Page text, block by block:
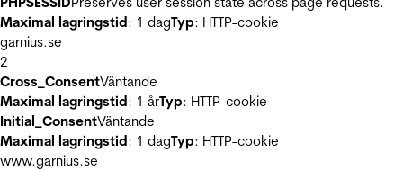
Maximal lagringstid: 1 dagTyp: HTTP-cookie
garnius.se
2
Cross_ConsentVäntande
Maximal lagringstid: 1 årTyp: HTTP-cookie
Initial_ConsentVäntande
Maximal lagringstid: 1 dagTyp: HTTP-cookie
www.garnius.se